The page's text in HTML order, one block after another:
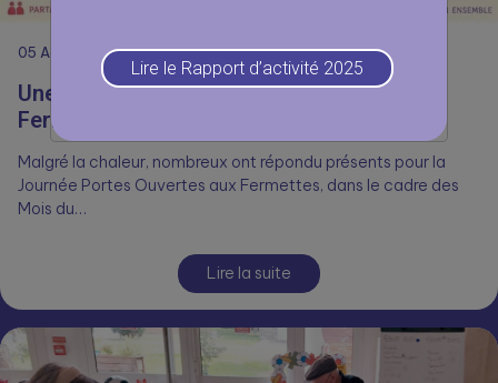
05 Août
Une journée Portes Ouvertes réussie aux
Fermettes 🥳
Malgré la chaleur, nombreux ont répondu présents pour la
Journée Portes Ouvertes aux Fermettes, dans le cadre des
Mois du…
Lire la suite
Lire le Rapport d’activité 2025